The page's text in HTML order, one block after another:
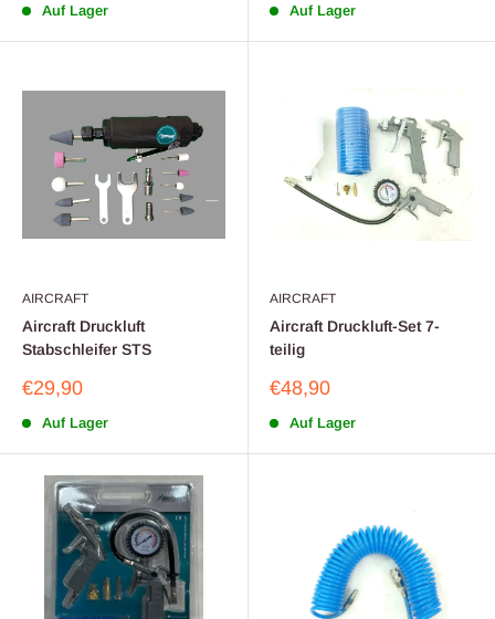
Auf Lager Auf Lager
AIRCRAFT
Aircraft Druckluft
Stabschleifer STS
Sonderpreis
€29,90
Auf Lager
AIRCRAFT
Aircraft Druckluft-Set 7-
teilig
Sonderpreis
€48,90
Auf Lager